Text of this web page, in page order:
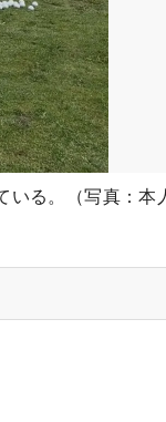
いる。（写真：本